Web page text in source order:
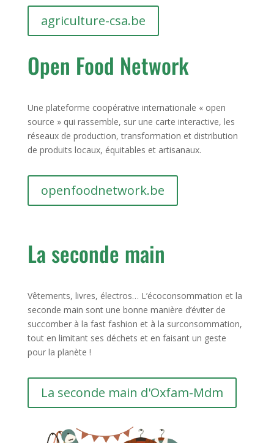
agriculture-csa.be
Open Food Network
Une plateforme coopérative internationale « open
source » qui rassemble, sur une carte interactive, les
réseaux de production, transformation et distribution
de produits locaux, équitables et artisanaux.
openfoodnetwork.be
La seconde main
Vêtements, livres, électros… L’écoconsommation et la
seconde main sont une bonne manière d’éviter de
succomber à la fast fashion et à la surconsommation,
tout en limitant ses déchets et en faisant un geste
pour la planète !
La seconde main d'Oxfam-Mdm